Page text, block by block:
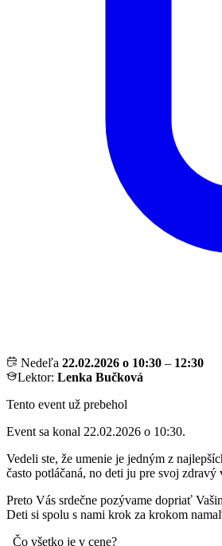
Nedeľa 22.02.2026 o 10:30 – 12:30
Lektor: Lenka Bučková
Tento event už prebehol
Event sa konal 22.02.2026 o 10:30.
Vedeli ste, že umenie je jedným z
často potláčaná, no deti ju pre svoj
Preto Vás srdečne pozývame dopriať
Deti si spolu s nami krok za krokom
Čo všetko je v cene?